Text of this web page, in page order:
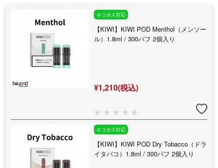
ネコポス対応
【KIWI】KIWI POD Menthol（メンソー
ル）1.8ml / 300パフ 2個入り
¥1,210(税込)
ネコポス対応
【KIWI】KIWI POD Dry Tobacco（ドラ
イタバコ）1.8ml / 300パフ 2個入り